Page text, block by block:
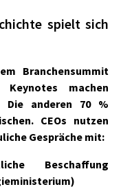
spielt sich
Branchensummit
machen
anderen 70 %
CEOs nutzen
Gespräche mit:
Beschaffung